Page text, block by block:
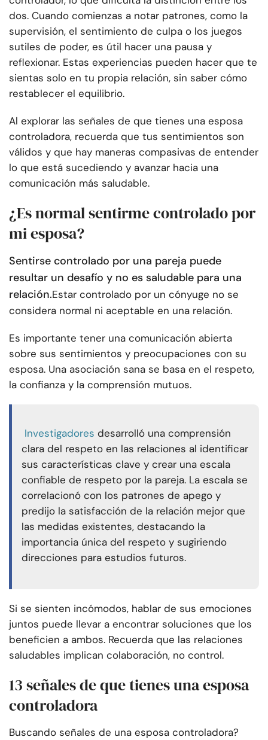
dos. Cuando comienzas a notar patrones, como la
supervisión, el sentimiento de culpa o los juegos
sutiles de poder, es útil hacer una pausa y
reflexionar. Estas experiencias pueden hacer que te
sientas solo en tu propia relación, sin saber cómo
restablecer el equilibrio.
Al explorar las señales de que tienes una esposa
controladora, recuerda que tus sentimientos son
válidos y que hay maneras compasivas de entender
lo que está sucediendo y avanzar hacia una
comunicación más saludable.
¿Es normal sentirme controlado por
mi esposa?
Sentirse controlado por una pareja puede
resultar un desafío y no es saludable para una
relación.Estar controlado por un cónyuge no se
considera normal ni aceptable en una relación.
Es importante tener una comunicación abierta
sobre sus sentimientos y preocupaciones con su
esposa. Una asociación sana se basa en el respeto,
la confianza y la comprensión mutuos.
Investigadores desarrolló una comprensión
clara del respeto en las relaciones al identificar
sus características clave y crear una escala
confiable de respeto por la pareja. La escala se
correlacionó con los patrones de apego y
predijo la satisfacción de la relación mejor que
las medidas existentes, destacando la
importancia única del respeto y sugiriendo
direcciones para estudios futuros.
Si se sienten incómodos, hablar de sus emociones
juntos puede llevar a encontrar soluciones que los
beneficien a ambos. Recuerda que las relaciones
saludables implican colaboración, no control.
13 señales de que tienes una esposa
controladora
Buscando señales de una esposa controladora?